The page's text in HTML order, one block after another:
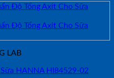
LAB
HANNA HI84529-02